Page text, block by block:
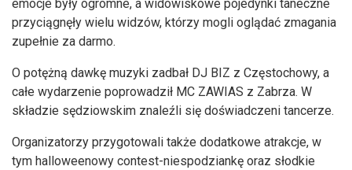
emocje były ogromne, a widowiskowe pojedynki taneczne
przyciągnęły wielu widzów, którzy mogli oglądać zmagania
zupełnie za darmo.
O potężną dawkę muzyki zadbał DJ BIZ z Częstochowy, a
całe wydarzenie poprowadził MC ZAWIAS z Zabrza. W
składzie sędziowskim znaleźli się doświadczeni tancerze.
Organizatorzy przygotowali także dodatkowe atrakcje, w
tym halloweenowy contest-niespodziankę oraz słodkie